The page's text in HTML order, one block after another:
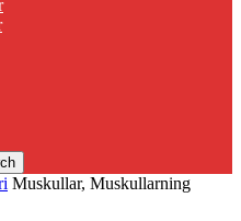
Muskullar, Muskullarning